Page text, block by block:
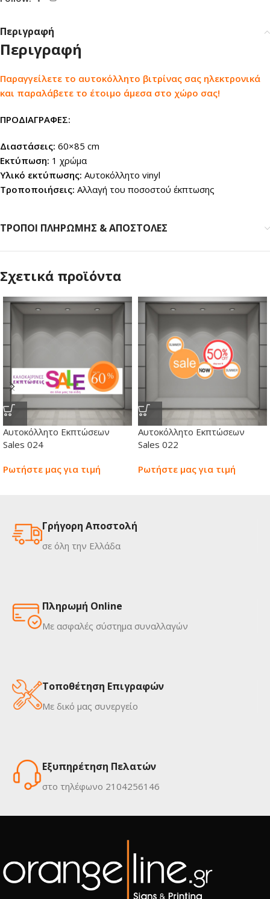
Περιγραφή
Περιγραφή
Παραγγείλετε το αυτοκόλλητο βιτρίνας σας ηλεκτρονικά
και παραλάβετε το έτοιμο άμεσα στο χώρο σας!
ΠΡΟΔΙΑΓΡΑΦΕΣ:
Διαστάσεις: 60×85 cm
Εκτύπωση: 1 χρώμα
Υλικό εκτύπωσης: Αυτοκόλλητο vinyl
Τροποποιήσεις: Αλλαγή του ποσοστού έκπτωσης
ΤΡΟΠΟΙ ΠΛΗΡΩΜΗΣ & ΑΠΟΣΤΟΛΕΣ
Σχετικά προϊόντα
Αυτοκόλλητο Εκπτώσεων
Sales 024
Ρωτήστε μας για τιμή
Αυτοκόλλητο Εκπτώσεων
Sales 022
Ρωτήστε μας για τιμή
Γρήγορη Αποστολή
σε όλη την Ελλάδα
Πληρωμή Online
Με ασφαλές σύστημα συναλλαγών
Τοποθέτηση Επιγραφών
Με δικό μας συνεργείο
Εξυπηρέτηση Πελατών
στο τηλέφωνο 2104256146